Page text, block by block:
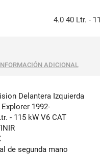
4.0 40 Ltr. -
ADICIONAL
Delantera Izquierda
1992-
- 115 kW V6 CAT
de segunda mano